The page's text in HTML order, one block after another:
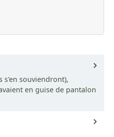
s'en souviendront),
en guise de pantalon